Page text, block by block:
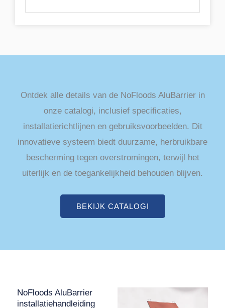
Ontdek alle details van de NoFloods AluBarrier in
onze catalogi, inclusief specificaties,
installatierichtlijnen en gebruiksvoorbeelden. Dit
innovatieve systeem biedt duurzame, herbruikbare
bescherming tegen overstromingen, terwijl het
uiterlijk en de toegankelijkheid behouden blijven.
BEKIJK CATALOGI
NoFloods AluBarrier
installatiehandleiding